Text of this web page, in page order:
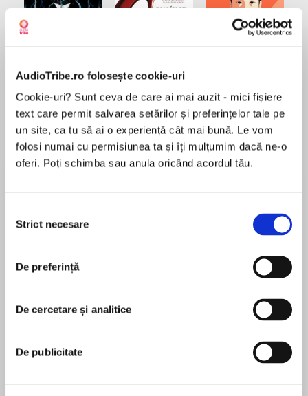
AudioTribe.ro folosește cookie-uri
Cookie-uri? Sunt ceva de care ai mai auzit - mici fișiere
text care permit salvarea setărilor și preferințelor tale pe
un site, ca tu să ai o experiență cât mai bună. Le vom
folosi numai cu permisiunea ta și îți mulțumim dacă ne-o
oferi. Poți schimba sau anula oricând acordul tău.
consimțământului
Strict necesare
De preferință
De cercetare și analitice
De publicitate
de...
Dani Francis
la...
Lauren Weisberger
Desprecarte
The rumor is up and the banns are read: The
With a name synonymous with sin and
debauchery so shocking it is spoken of only in
whispers, Taylen Ellesmere, Duke of Alderworth,
is more surprised than anyone when he finds
the register, he turns his back on this sham of a
marriage and leaves.
Three years later, having barely survived the
În acest moment nu există recenzii
Sophia James
Georgette Heyer novels formed Sophia James’s
reading tastes as a teenager. But her writing life